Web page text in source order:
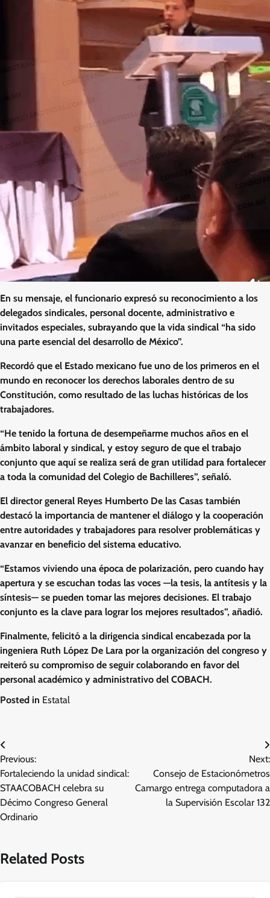
En su mensaje, el funcionario expresó su reconocimiento a los
delegados sindicales, personal docente, administrativo e
invitados especiales, subrayando que la vida sindical “ha sido
una parte esencial del desarrollo de México”.
Recordó que el Estado mexicano fue uno de los primeros en el
mundo en reconocer los derechos laborales dentro de su
Constitución, como resultado de las luchas históricas de los
trabajadores.
“He tenido la fortuna de desempeñarme muchos años en el
ámbito laboral y sindical, y estoy seguro de que el trabajo
conjunto que aquí se realiza será de gran utilidad para fortalecer
a toda la comunidad del Colegio de Bachilleres”, señaló.
El director general Reyes Humberto De las Casas también
destacó la importancia de mantener el diálogo y la cooperación
entre autoridades y trabajadores para resolver problemáticas y
avanzar en beneficio del sistema educativo.
“Estamos viviendo una época de polarización, pero cuando hay
apertura y se escuchan todas las voces —la tesis, la antítesis y la
síntesis— se pueden tomar las mejores decisiones. El trabajo
conjunto es la clave para lograr los mejores resultados”, añadió.
Finalmente, felicitó a la dirigencia sindical encabezada por la
ingeniera Ruth López De Lara por la organización del congreso y
reiteró su compromiso de seguir colaborando en favor del
personal académico y administrativo del COBACH.
Posted in Estatal
Navegación
de
entradas
Previous:
Fortaleciendo la unidad sindical:
STAACOBACH celebra su
Décimo Congreso General
Ordinario
Next:
Consejo de Estacionómetros
Camargo entrega computadora a
la Supervisión Escolar 132
Related Posts